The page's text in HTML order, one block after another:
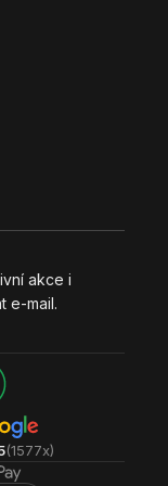
akce i
e-mail.
(1577x)